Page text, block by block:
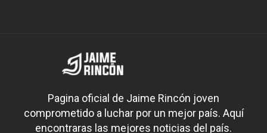
Pagina oficial de Jaime Rincón joven
comprometido a luchar por un mejor país. Aquí
encontraras las mejores noticias del país.